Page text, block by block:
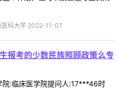
医科大学 2022-11-07
报考的少数民族照顾政策么专
院:临床医学院提问人:17***46时